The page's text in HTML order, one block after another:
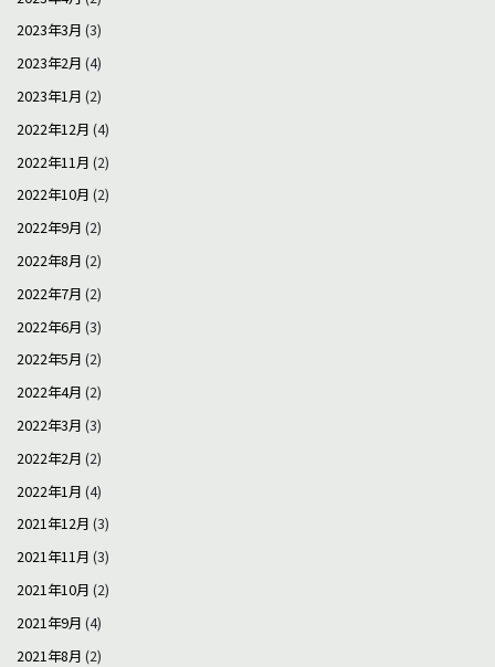
2023年3月 (3)
2023年2月 (4)
2023年1月 (2)
2022年12月 (4)
2022年11月 (2)
2022年10月 (2)
2022年9月 (2)
2022年8月 (2)
2022年7月 (2)
2022年6月 (3)
2022年5月 (2)
2022年4月 (2)
2022年3月 (3)
2022年2月 (2)
2022年1月 (4)
2021年12月 (3)
2021年11月 (3)
2021年10月 (2)
2021年9月 (4)
2021年8月 (2)